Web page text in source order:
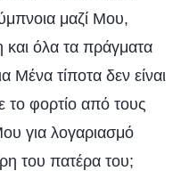
μαζί Μου,
και όλα τα πράγματα
Μένα τίποτα δεν είναι
φορτίο από τους
για λογαριασμό
του πατέρα του;